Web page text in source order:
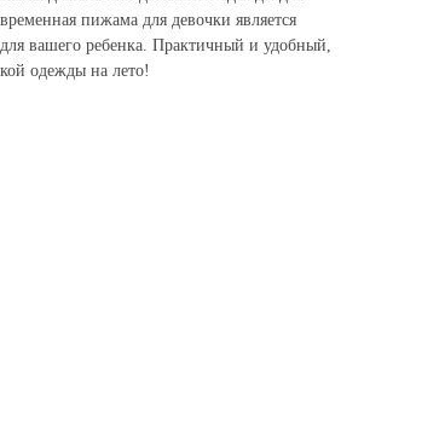
пижама для девочки является
вашего ребенка. Практичный и удобный,
одежды на лето!